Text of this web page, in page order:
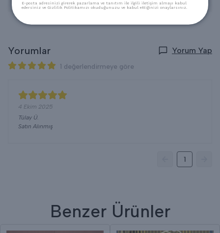
Yorumlar Yorum Yap
1 değerlendirmeye göre
4 Ekim 2025
Tülay Ü.
Satın Alınmış
1
Benzer Ürünler
E-posta adresinizi girerek pazarlama ve tanıtım ile ilgili iletişim almayı kabul
edersiniz ve Gizlilik Politikamızı okuduğunuzu ve kabul ettiğinizi onaylarsınız.